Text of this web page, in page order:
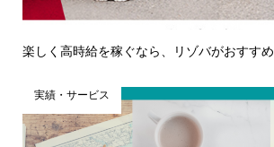
楽しく高時給を稼ぐなら、リゾバがおすすめ
実績・サービス